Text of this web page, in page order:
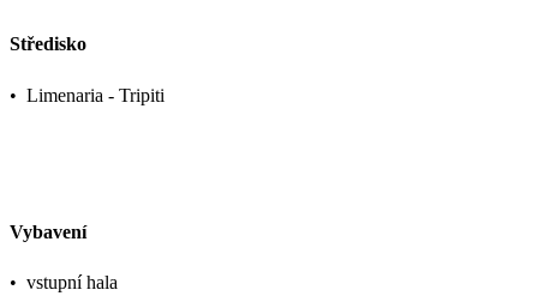
Středisko
• Limenaria - Tripiti
Vybavení
• vstupní hala